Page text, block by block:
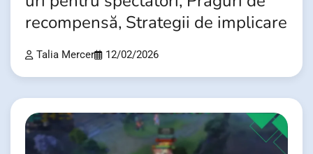
recompensă, Strategii de implicare
Talia Mercer 12/02/2026